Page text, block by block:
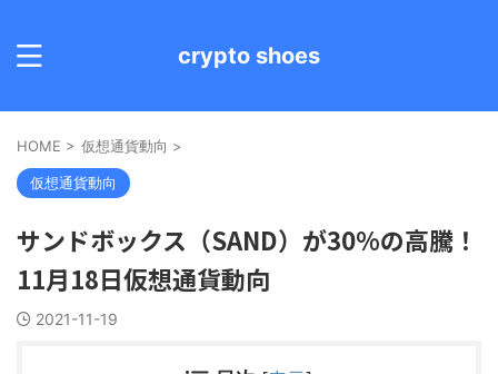
crypto shoes
HOME > 仮想通貨動向 >
仮想通貨動向
サンドボックス（SAND）が30%の高騰！
11月18日仮想通貨動向
2021-11-19